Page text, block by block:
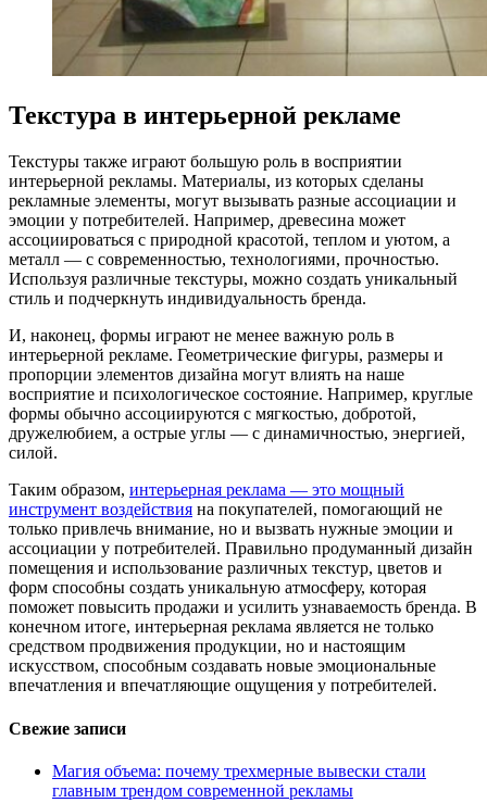
Текстура в интерьерной рекламе
Текстуры также играют большую роль в восприятии
интерьерной рекламы. Материалы, из которых сделаны
рекламные элементы, могут вызывать разные ассоциации и
эмоции у потребителей. Например, древесина может
ассоциироваться с природной красотой, теплом и уютом, а
металл — с современностью, технологиями, прочностью.
Используя различные текстуры, можно создать уникальный
стиль и подчеркнуть индивидуальность бренда.
И, наконец, формы играют не менее важную роль в
интерьерной рекламе. Геометрические фигуры, размеры и
пропорции элементов дизайна могут влиять на наше
восприятие и психологическое состояние. Например, круглые
формы обычно ассоциируются с мягкостью, добротой,
дружелюбием, а острые углы — с динамичностью, энергией,
силой.
Таким образом, интерьерная реклама — это мощный
инструмент воздействия на покупателей, помогающий не
только привлечь внимание, но и вызвать нужные эмоции и
ассоциации у потребителей. Правильно продуманный дизайн
помещения и использование различных текстур, цветов и
форм способны создать уникальную атмосферу, которая
поможет повысить продажи и усилить узнаваемость бренда. В
конечном итоге, интерьерная реклама является не только
средством продвижения продукции, но и настоящим
искусством, способным создавать новые эмоциональные
впечатления и впечатляющие ощущения у потребителей.
Свежие записи
Магия объема: почему трехмерные вывески стали
главным трендом современной рекламы